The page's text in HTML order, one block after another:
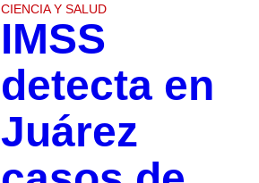
CIENCIA Y SALUD
IMSS
detecta en
Juárez